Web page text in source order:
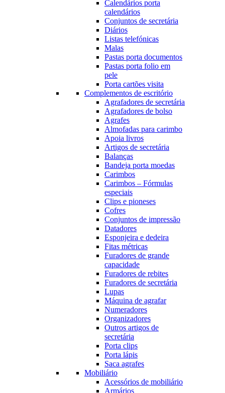
Calendários porta
calendários
Conjuntos de secretária
Diários
Listas telefónicas
Malas
Pastas porta documentos
Pastas porta folio em
pele
Porta cartões visita
Complementos de escritório
Agrafadores de secretária
Agrafadores de bolso
Agrafes
Almofadas para carimbo
Apoia livros
Artigos de secretária
Balanças
Bandeja porta moedas
Carimbos
Carimbos – Fórmulas
especiais
Clips e pioneses
Cofres
Conjuntos de impressão
Datadores
Esponjeira e dedeira
Fitas métricas
Furadores de grande
capacidade
Furadores de rebites
Furadores de secretária
Lupas
Máquina de agrafar
Numeradores
Organizadores
Outros artigos de
secretária
Porta clips
Porta lápis
Saca agrafes
Mobiliário
Acessórios de mobiliário
Armários